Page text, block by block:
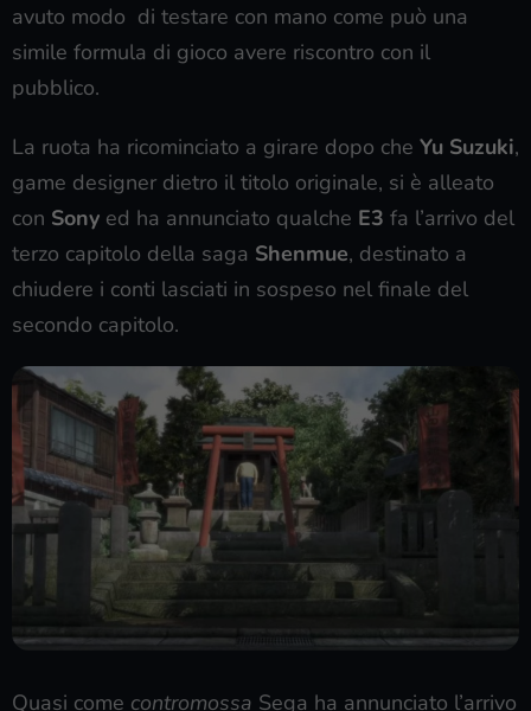
avuto modo di testare con mano come può una
simile formula di gioco avere riscontro con il
pubblico.
La ruota ha ricominciato a girare dopo che Yu Suzuki,
game designer dietro il titolo originale, si è alleato
con Sony ed ha annunciato qualche E3 fa l’arrivo del
terzo capitolo della saga Shenmue, destinato a
chiudere i conti lasciati in sospeso nel finale del
secondo capitolo.
Quasi come contromossa Sega ha annunciato l’arrivo